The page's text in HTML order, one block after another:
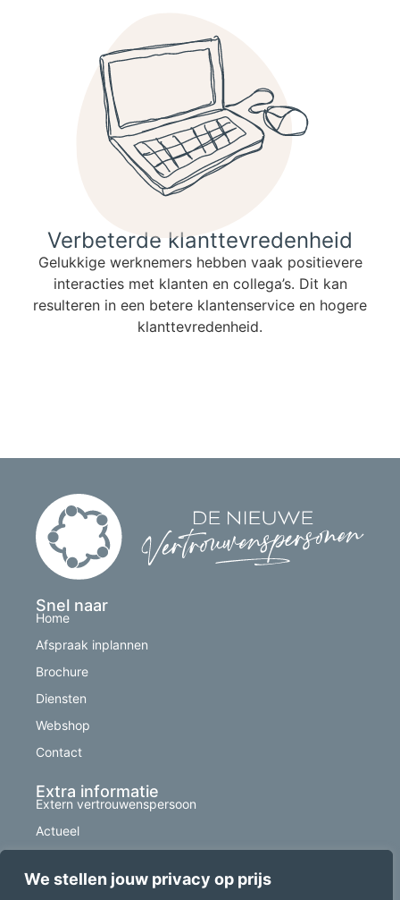
We stellen jouw privacy op prijs
Verbeterde klanttevredenheid
Gelukkige werknemers hebben vaak positievere
interacties met klanten en collega’s. Dit kan
resulteren in een betere klantenservice en hogere
klanttevredenheid.
Snel naar
Home
Afspraak inplannen
Brochure
Diensten
Webshop
Contact
Extra informatie
Extern vertrouwenspersoon
Actueel
Jeanine